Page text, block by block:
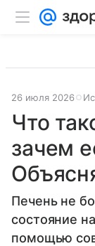
26 июля 2026
Что
зачем
Печень не
состояние
помощью